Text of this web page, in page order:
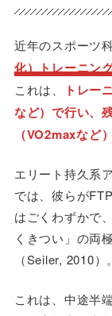
近年のスポーツ
化）トレーニン
これは、
トレー
など）で行い、
（VO2maxなど
エリート持久系
では、彼らが
はごくわずかで
くきつい」の両
（Seiler, 2010）。
これは、中途半